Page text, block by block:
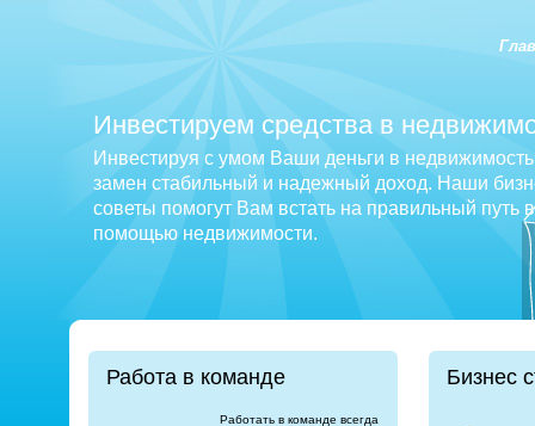
Инвестируем средства в
Инвестируя с умом Ваши деньги в
замен стабильный и надежный доход. Наши
советы помогут Вам встать на правильный путь
помощью недвижимости.
Работа в команде
Работать в команде всегда
Бизнес